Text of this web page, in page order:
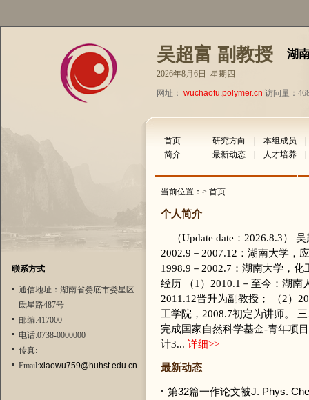
吴超富 副教授 湖
2026年8月6日 星期四
网址： wuchaofu.polymer.cn 访问量：
联系方式
通信地址：湖南省娄底市娄星区
氐星路487号
邮编:417000
电话:0738-0000000
传真:
Email:xiaowu759@huhst.edu.cn
首页 研究方向 本组成员
简介
最新动态 人才培养
当前位置：> 首页
个人简介
（Update date：2026.8.3）
2002.9－2007.12：湖南大学，
1998.9－2002.7：湖南大学，
经历 （1）2010.1－至今：湖南
2011.12晋升为副教授； （2）
工学院，2008.7初定为讲师。
完成国家自然科学基金-青年项
计3... 详细>>
最新动态
第32篇一作论文被J. Phys.